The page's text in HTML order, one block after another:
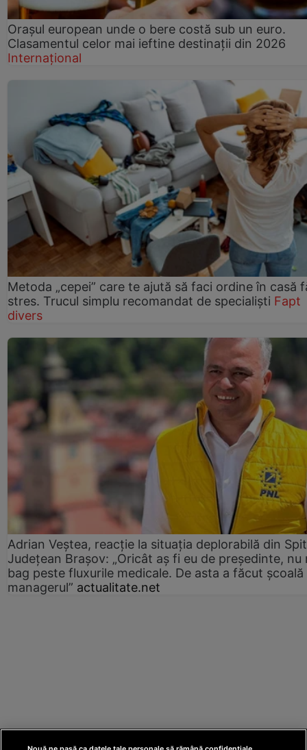
Orașul european unde o bere costă sub un euro.
Clasamentul celor mai ieftine destinații din 2026
Internațional
Metoda „cepei” care te ajută să faci ordine în casă
stres. Trucul simplu recomandat de specialiști Fapt
divers
Adrian Veștea, reacție la situația deplorabilă din
Județean Brașov: „Oricât aș fi eu de președinte, nu
bag peste fluxurile medicale. De asta a făcut școală
managerul” actualitate.net